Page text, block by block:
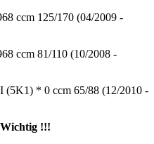
ccm 125/170 (04/2009 -
ccm 81/110 (10/2008 -
* 0 ccm 65/88 (12/2010 -
!!!